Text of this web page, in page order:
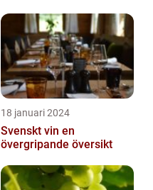
18 januari 2024
Svenskt vin en
övergripande översikt